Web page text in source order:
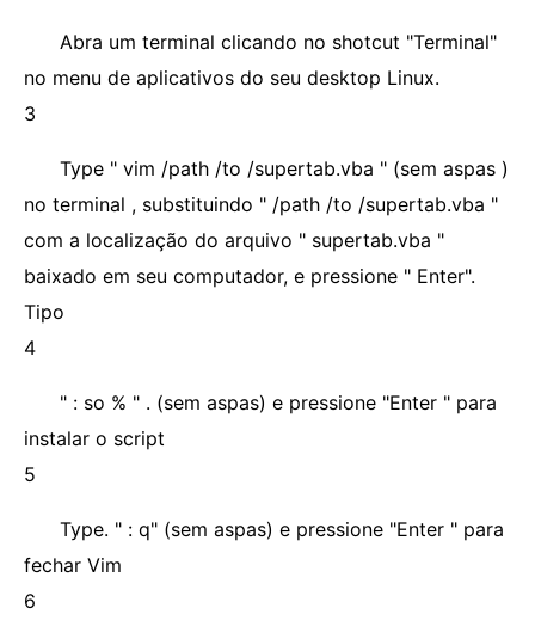
Abra um terminal clicando no shotcut "Terminal"
no menu de aplicativos do seu desktop Linux.
3
Type " vim /path /to /supertab.vba " (sem aspas )
no terminal , substituindo " /path /to /supertab.vba "
com a localização do arquivo " supertab.vba "
baixado em seu computador, e pressione " Enter".
Tipo
4
" : so % " . (sem aspas) e pressione "Enter " para
instalar o script
5
Type. " : q" (sem aspas) e pressione "Enter " para
fechar Vim
6